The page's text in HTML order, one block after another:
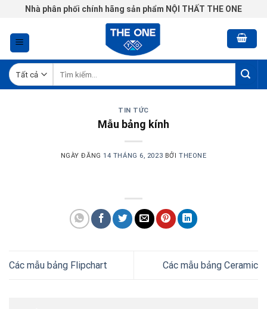
Chuyển
nội
dung
Nhà phân phối chính hãng sản phẩm NỘI THẤT THE ONE
kiếm:
TIN TỨC
Mẫu bảng kính
NGÀY ĐĂNG14 THÁNG 6, 2023 BỞI THEONE
Các mẫu bảng Flipchart Các mẫu bảng Ceramic